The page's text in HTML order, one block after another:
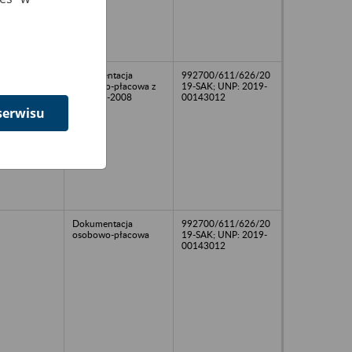
Dokumentacja
osobowo-płacowa z
lat 2002-2008
992700/611/626/20
19-SAK; UNP: 2019-
00143012
Dokumentacja
osobowo-płacowa
992700/611/626/20
19-SAK; UNP: 2019-
00143012